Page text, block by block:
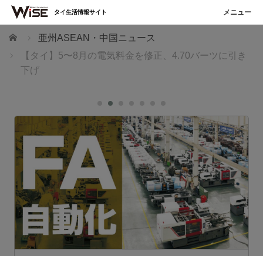
ホーム
亜州ASEAN・中国ニュース
【タイ】5〜8月の電気料金を修正、4.70バーツに引き
下げ
タイ生活情報サイト